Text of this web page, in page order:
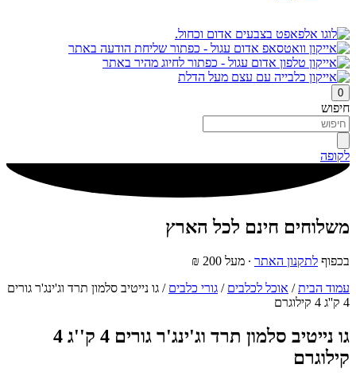
0
חיפוש
לקופה
משלוחים חינם לכל הארץ
בכפוף לתקנון האתר ∙ מעל 200 ₪
עמוד הבית/ אוכל לכלבים / גורי כלבים / גו נייטיב סלמון תרד וג'ינג'ר גורים
4 ק''ג 4 קילוגרם
גו נייטיב סלמון תרד וג'ינג'ר גורים 4 ק''ג 4
קילוגרם